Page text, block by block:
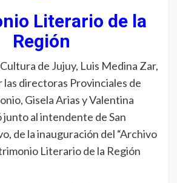
Literario de la
Región
de Jujuy, Luis Medina Zar,
las directoras Provinciales de
Gisela Arias y Valentina
al intendente de San
de la inauguración del “Archivo
Literario de la Región